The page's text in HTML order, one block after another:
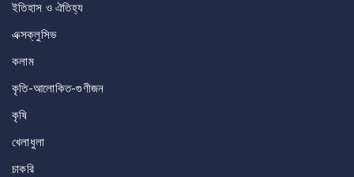
ইতিহাস ও ঐতিহ্য
এক্সক্লুসিভ
কলাম
কৃতি-আলোকিত-গুণীজন
কৃষি
খেলাধুলা
চাকরি